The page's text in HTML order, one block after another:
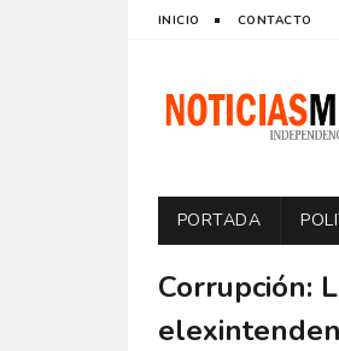
INICIO CONTACTO
PORTADA
Corrupción: